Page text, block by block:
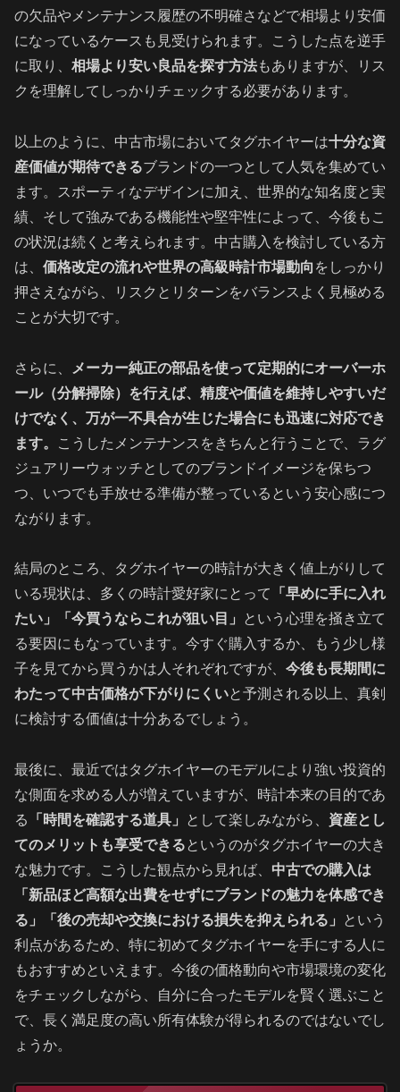
の欠品やメンテナンス履歴の不明確さなどで相場より安価
になっているケースも見受けられます。こうした点を逆手
に取り、 相場より安い良品を探す方法もありますが、リス
クを理解してしっかりチェックする必要があります。
以上のように、中古市場においてタグホイヤーは十分な資
産価値が期待できるブランドの一つとして人気を集めてい
ます。スポーティなデザインに加え、世界的な知名度と実
績、そして強みである機能性や堅牢性によって、今後もこ
の状況は続くと考えられます。中古購入を検討している方
は、 価格改定の流れや世界の高級時計市場動向 をしっかり
押さえながら、リスクとリターンをバランスよく見極める
ことが大切です。
さらに、
メーカー純正の部品を使って定期的にオーバーホ
ール（分解掃除）を行えば、精度や価値を維持しやすいだ
けでなく、万が一不具合が生じた場合にも迅速に対応でき
ます。
こうしたメンテナンスをきちんと行うことで、ラグ
ジュアリーウォッチとしてのブランドイメージを保ちつ
つ、いつでも手放せる準備が整っているという安心感につ
ながります。
結局のところ、タグホイヤーの時計が大きく値上がりして
いる現状は、多くの時計愛好家にとって
「早めに手に入れ
たい」「今買うならこれが狙い目」
という心理を掻き立て
る要因にもなっています。今すぐ購入するか、もう少し様
子を見てから買うかは人それぞれですが、 今後も長期間に
わたって中古価格が下がりにくいと予測される以上、真剣
に検討する価値は十分あるでしょう。
最後に、最近ではタグホイヤーのモデルにより強い投資的
な側面を求める人が増えていますが、時計本来の目的であ
る
「時間を確認する道具」 として楽しみながら、 資産とし
てのメリットも享受できるというのがタグホイヤーの大き
な魅力です。こうした観点から見れば、 中古での購入は
「新品ほど高額な出費をせずにブランドの魅力を体感でき
る」「後の売却や交換における損失を抑えられる」
という
利点があるため、特に初めてタグホイヤーを手にする人に
もおすすめといえます。今後の価格動向や市場環境の変化
をチェックしながら、自分に合ったモデルを賢く選ぶこと
で、長く満足度の高い所有体験が得られるのではないでし
ょうか。